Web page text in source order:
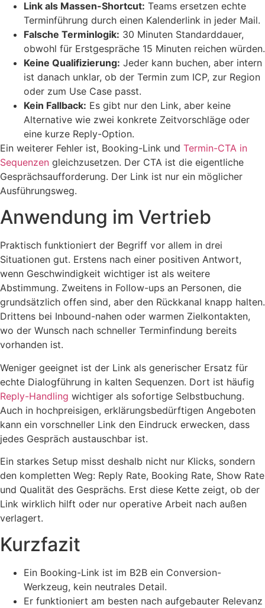
Link als Massen-Shortcut: Teams ersetzen echte
Terminführung durch einen Kalenderlink in jeder Mail.
Falsche Terminlogik: 30 Minuten Standarddauer,
obwohl für Erstgespräche 15 Minuten reichen würden.
Keine Qualifizierung: Jeder kann buchen, aber intern
ist danach unklar, ob der Termin zum ICP, zur Region
oder zum Use Case passt.
Kein Fallback: Es gibt nur den Link, aber keine
Alternative wie zwei konkrete Zeitvorschläge oder
eine kurze Reply-Option.
Ein weiterer Fehler ist, Booking-Link und Termin-CTA in
Sequenzen gleichzusetzen. Der CTA ist die eigentliche
Gesprächsaufforderung. Der Link ist nur ein möglicher
Ausführungsweg.
Anwendung im Vertrieb
Praktisch funktioniert der Begriff vor allem in drei
Situationen gut. Erstens nach einer positiven Antwort,
wenn Geschwindigkeit wichtiger ist als weitere
Abstimmung. Zweitens in Follow-ups an Personen, die
grundsätzlich offen sind, aber den Rückkanal knapp halten.
Drittens bei Inbound-nahen oder warmen Zielkontakten,
wo der Wunsch nach schneller Terminfindung bereits
vorhanden ist.
Weniger geeignet ist der Link als generischer Ersatz für
echte Dialogführung in kalten Sequenzen. Dort ist häufig
Reply-Handling wichtiger als sofortige Selbstbuchung.
Auch in hochpreisigen, erklärungsbedürftigen Angeboten
kann ein vorschneller Link den Eindruck erwecken, dass
jedes Gespräch austauschbar ist.
Ein starkes Setup misst deshalb nicht nur Klicks, sondern
den kompletten Weg: Reply Rate, Booking Rate, Show Rate
und Qualität des Gesprächs. Erst diese Kette zeigt, ob der
Link wirklich hilft oder nur operative Arbeit nach außen
verlagert.
Kurzfazit
Ein Booking-Link ist im B2B ein Conversion-
Werkzeug, kein neutrales Detail.
Er funktioniert am besten nach aufgebauter Relevanz